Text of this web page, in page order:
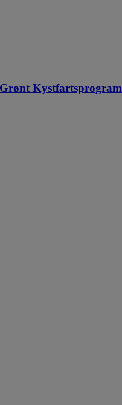
Kystfartsprogram